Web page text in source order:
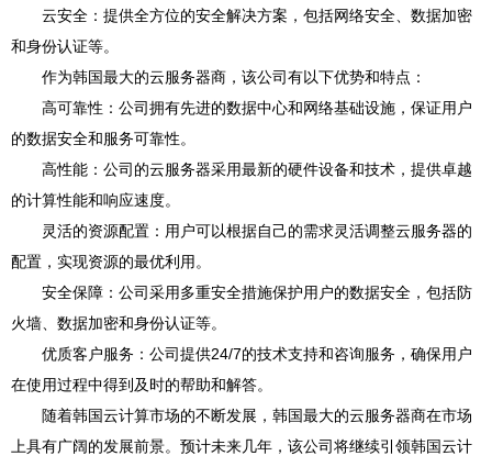
云安全：提供全方位的安全解决方案，包括网络安全、数据加密
和身份认证等。
作为韩国最大的云服务器商，该公司有以下优势和特点：
高可靠性：公司拥有先进的数据中心和网络基础设施，保证用户
的数据安全和服务可靠性。
高性能：公司的云服务器采用最新的硬件设备和技术，提供卓越
的计算性能和响应速度。
灵活的资源配置：用户可以根据自己的需求灵活调整云服务器的
配置，实现资源的最优利用。
安全保障：公司采用多重安全措施保护用户的数据安全，包括防
火墙、数据加密和身份认证等。
优质客户服务：公司提供24/7的技术支持和咨询服务，确保用户
在使用过程中得到及时的帮助和解答。
随着韩国云计算市场的不断发展，韩国最大的云服务器商在市场
上具有广阔的发展前景。预计未来几年，该公司将继续引领韩国云计